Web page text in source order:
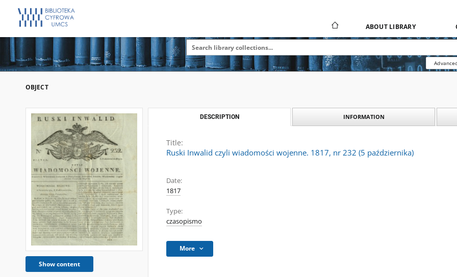
ABOUT LIBRARY
OBJECT
Show content
DESCRIPTION INFORMATION
Title:
Ruski Inwalid czyli wiadomości wojenne. 1817, nr 232 (5 października)
Date:
1817
Type:
czasopismo
More